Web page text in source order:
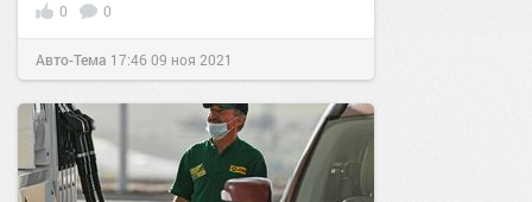
0 0
Авто-Тема 17:4609 ноя 2021